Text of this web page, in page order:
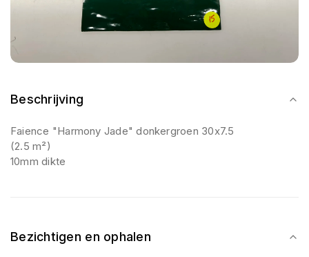
Beschrijving
Faience "Harmony Jade" donkergroen 30x7.5
(2.5 m²)
10mm dikte
Bezichtigen en ophalen